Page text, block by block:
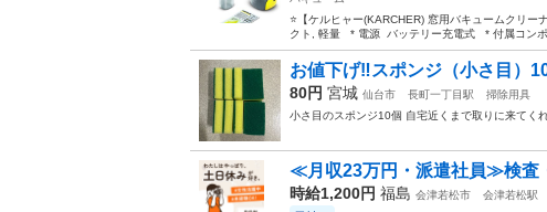
⭐️【ケルヒャー(KARCHER) 窓用バキュームクリ
クト, 軽量 * 電源 バッテリー充電式 * 付属コンポ
お値下げ‼️スポンジ（小さ目）
80円 宮城 仙台市 長町一丁目駅
掃除用具
小さ目のスポンジ10個 自宅近くまで取りに来てく
≪月収23万円・派遣社員≫検査
時給1,200円 福島 会津若松市 会津若松駅